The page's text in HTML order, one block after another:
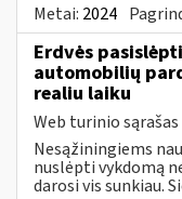
Metai: 2024
Erdvės
automobilių
realiu laiku
Web turinio sąrašas
Nesąžiningiems
nuslėpti vykdomą
darosi vis sunkiau.